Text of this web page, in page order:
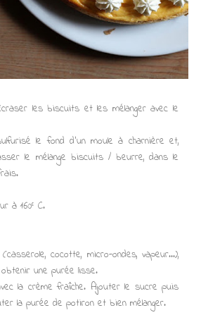
les biscuits et les mélanger avec le
le fond d'un moule à charnière et,
le mélange biscuits / beurre, dans le
à 160° C.
cocotte, micro-ondes, vapeur...),
une purée lisse.
la crème fraîche. Ajouter le sucre puis
la purée de potiron et bien mélanger.